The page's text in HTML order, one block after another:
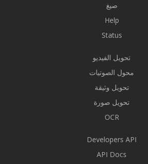
صيغ
Help
Status
تحويل الفيديو
محول الصوتيات
تحويل وثيقة
تحويل صورة
OCR
Developers API
API Docs